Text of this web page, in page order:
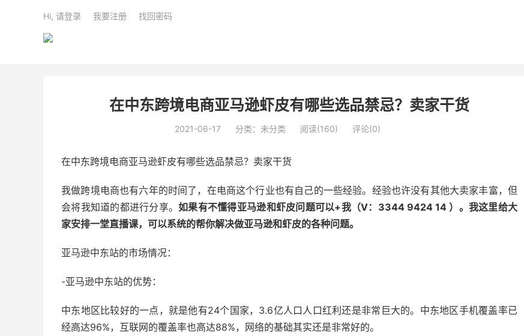
Hi, 请登录 我要注册 找回密码
在中东跨境电商亚马逊虾皮有哪些选品禁忌？卖家干货
2021-06-17 分类：未分类 阅读(160) 评论(0)
在中东跨境电商亚马逊虾皮有哪些选品禁忌？卖家干货
我做跨境电商也有六年的时间了，在电商这个行业也有自己的一些经验。经验也许没有其他大卖家丰富，但
会将我知道的都进行分享。如果有不懂得亚马逊和虾皮问题可以+我（V：3344 9424 14 ）。我这里给大
家安排一堂直播课，可以系统的帮你解决做亚马逊和虾皮的各种问题。
亚马逊中东站的市场情况：
-亚马逊中东站的优势：
中东地区比较好的一点，就是他有24个国家，3.6亿人口人口红利还是非常巨大的。中东地区手机覆盖率已
经高达96%，互联网的覆盖率也高达88%，网络的基础其实还是非常好的。